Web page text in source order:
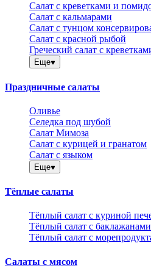
Салат с креветками и
Салат с кальмарами
Салат с тунцом
Салат с красной рыбой
Греческий салат с
Еще
Праздничные салаты
Оливье
Селедка под шубой
Салат Мимоза
Салат с курицей и гранатом
Салат с языком
Еще
Тёплые салаты
Тёплый салат с куриной
Тёплый салат с
Тёплый салат с
Салаты с мясом